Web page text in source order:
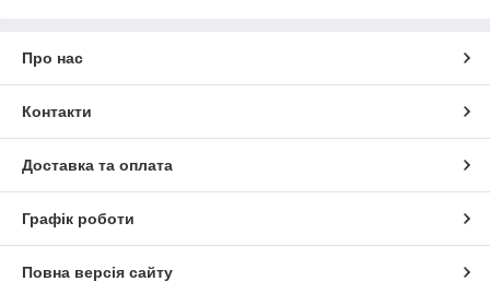
Про нас
Контакти
Доставка та оплата
Графік роботи
Повна версія сайту